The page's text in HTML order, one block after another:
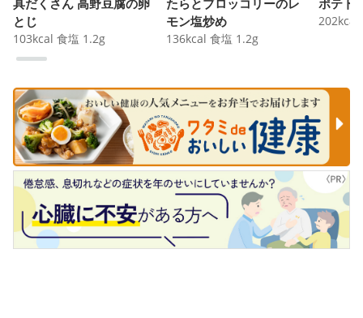
とじ
103kcal 食塩 1.2g
モン塩炒め
136kcal 食塩 1.2g
202kcal